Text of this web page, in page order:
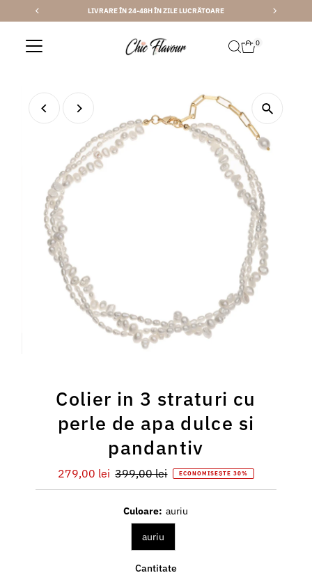
Sari la conținut
LIVRARE ÎN 24-48H ÎN ZILE LUCRĂTOARE
0
Colier in 3 straturi cu
perle de apa dulce si
pandantiv
Preț
redus
279,00 lei Preț
întreg
399,00 lei ECONOMISEȘTE 30%
Culoare: auriu
auriu
Cantitate